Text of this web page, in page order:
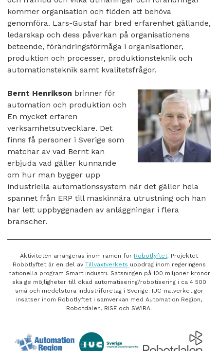
kommer organisation och flöden att behöva
genomföra. Lars-Gustaf har bred erfarenhet gällande,
ledarskap och dess påverkan på organisationens
beteende, förändringsförmåga i organisationer,
produktion och processer, produktionsteknik och
automationsteknik samt kvalitetsfrågor.
Bernt Henrikson brinner för
automation och produktion och
En mycket erfaren
verksamhetsutvecklare. Det
finns få personer i Sverige som
matchar av vad Bernt kan
erbjuda vad gäller kunnande
om hur man bygger upp
industriella automationssystem när det gäller hela
spannet från ERP till maskinnära utrustning och han
har lett uppbyggnaden av anläggningar i flera
branscher.
Aktiviteten arrangeras inom ramen för Robotlyftet. Projektet
Robotlyftet är en del av Tillväxtverkets uppdrag inom regeringens
nationella program Smart industri. Satsningen på 100 miljoner kronor
ska ge möjligheter till ökad automatisering/robotisering i ca 4 500
små och medelstora industriföretag i Sverige. IUC-nätverket gör
insatser inom Robotlyftet i samverkan med Automation Region,
Robotdalen, RISE och SWIRA.